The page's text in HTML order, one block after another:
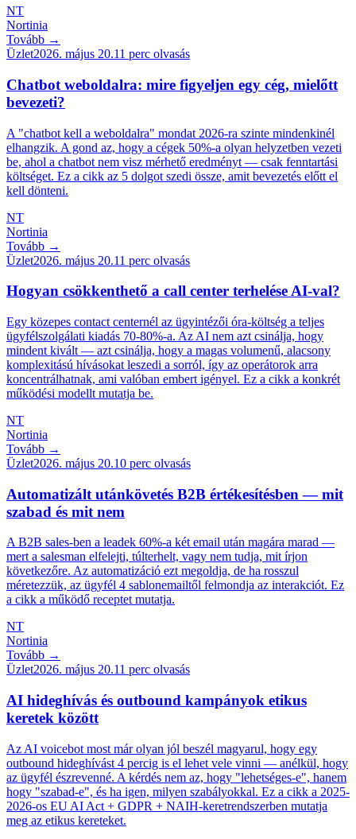
NT
Nortinia
Tovább →
Üzlet2026. május 20.11 perc olvasás
Chatbot weboldalra: mire figyeljen egy cég, mielőtt
bevezeti?
A "chatbot kell a weboldalra" mondat 2026-ra szinte mindenkinél
elhangzik. A gond az, hogy a cégek 50%-a olyan helyzetben vezeti
be, ahol a chatbot nem visz mérhető eredményt — csak fenntartási
költséget. Ez a cikk az 5 dolgot szedi össze, amit bevezetés előtt el
kell dönteni.
NT
Nortinia
Tovább →
Üzlet2026. május 20.11 perc olvasás
Hogyan csökkenthető a call center terhelése AI-val?
Egy közepes contact centernél az ügyintézői óra-költség a teljes
ügyfélszolgálati kiadás 70-80%-a. Az AI nem azt csinálja, hogy
mindent kivált — azt csinálja, hogy a magas volumenű, alacsony
komplexitású hívásokat leszedi a sorról, így az operátorok arra
koncentrálhatnak, ami valóban embert igényel. Ez a cikk a konkrét
működési modellt mutatja be.
NT
Nortinia
Tovább →
Üzlet2026. május 20.10 perc olvasás
Automatizált utánkövetés B2B értékesítésben — mit
szabad és mit nem
A B2B sales-ben a leadek 60%-a két email után magára marad —
mert a salesman elfelejti, túlterhelt, vagy nem tudja, mit írjon
következőre. Az automatizáció ezt megoldja, de ha rosszul
méretezzük, az ügyfél 4 sablonemailtől felmondja az interakciót. Ez
a cikk a működő receptet mutatja.
NT
Nortinia
Tovább →
Üzlet2026. május 20.11 perc olvasás
AI hideghívás és outbound kampányok etikus
keretek között
Az AI voicebot most már olyan jól beszél magyarul, hogy egy
outbound hideghívást 4 percig is el lehet vele vinni — anélkül, hogy
az ügyfél észrevenné. A kérdés nem az, hogy "lehetséges-e", hanem
hogy "szabad-e", és ha igen, milyen szabályokkal. Ez a cikk a 2025-
2026-os EU AI Act + GDPR + NAIH-keretrendszerben mutatja
meg az etikus kereteket.